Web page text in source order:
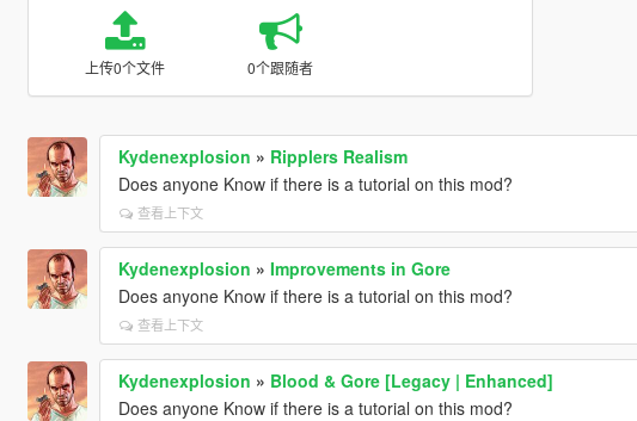
上传0个文件 0个跟随者
Kydenexplosion » Ripplers Realism
Does anyone Know if there is a tutorial on this mod?
查看上下文
Kydenexplosion » Improvements in Gore
Does anyone Know if there is a tutorial on this mod?
查看上下文
Kydenexplosion » Blood & Gore [Legacy | Enhanced]
Does anyone Know if there is a tutorial on this mod?